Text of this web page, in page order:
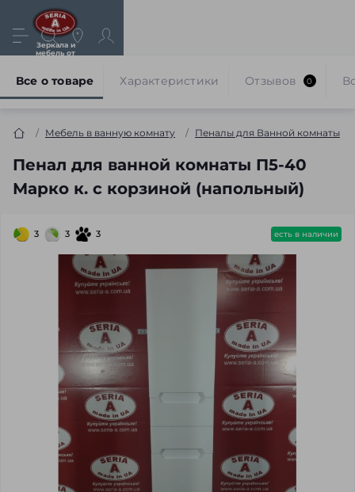
Зеркала и
мебель от
Мебель в ванную комнату Пеналы для Ванной комнаты
Пенал для ванной комнаты П5-40
Марко к. с корзиной (напольный)
Все о товаре Характеристики Отзывов 0
3 3 3 есть в наличии